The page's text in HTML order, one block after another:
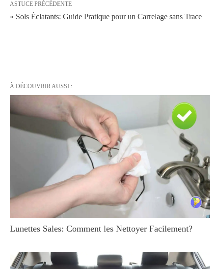
ASTUCE PRÉCÉDENTE
« Sols Éclatants: Guide Pratique pour un Carrelage sans Trace
À DÉCOUVRIR AUSSI :
Lunettes Sales: Comment les Nettoyer Facilement?